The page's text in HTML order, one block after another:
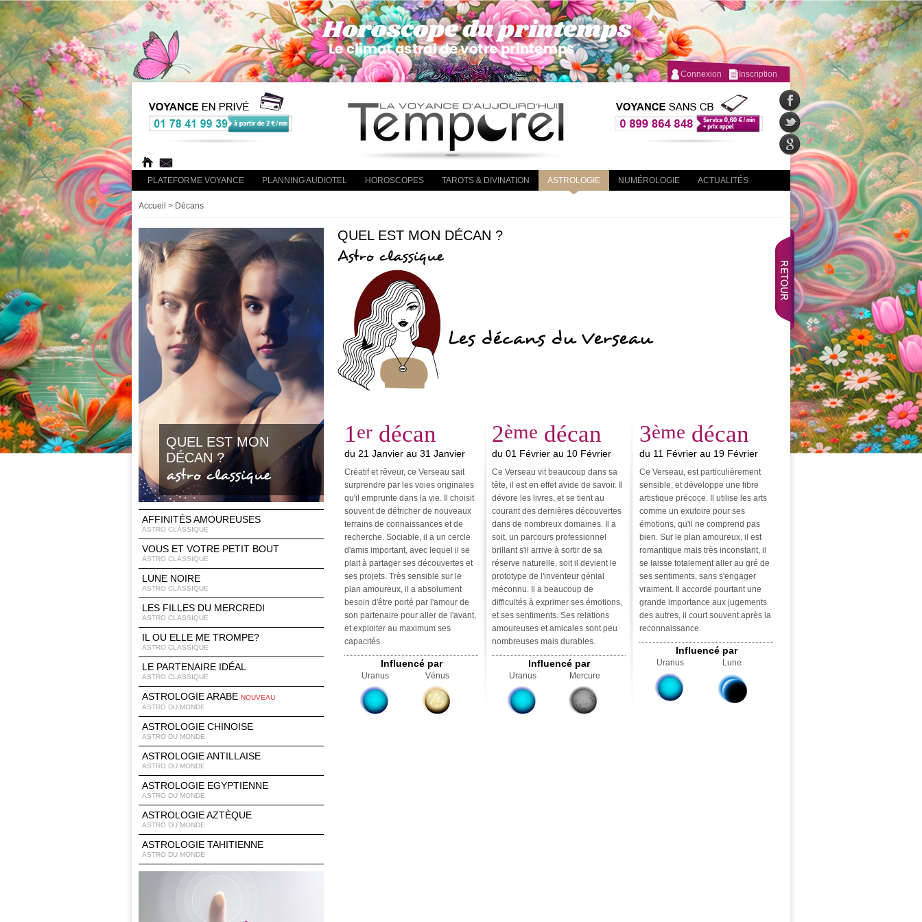
Connexion Inscription
PLATEFORME VOYANCE PLANNING AUDIOTEL HOROSCOPES TAROTS & DIVINATION ASTROLOGIE NUMÉROLOGIE ACTUALITÉS
Accueil > Décans
QUEL EST MON
DÉCAN ?
astro classique
AFFINITÉS AMOUREUSES
ASTRO CLASSIQUE
VOUS ET VOTRE PETIT BOUT
ASTRO CLASSIQUE
LUNE NOIRE
ASTRO CLASSIQUE
LES FILLES DU MERCREDI
ASTRO CLASSIQUE
IL OU ELLE ME TROMPE?
ASTRO CLASSIQUE
LE PARTENAIRE IDÉAL
ASTRO CLASSIQUE
ASTROLOGIE ARABE NOUVEAU
ASTRO DU MONDE
ASTROLOGIE CHINOISE
ASTRO DU MONDE
ASTROLOGIE ANTILLAISE
ASTRO DU MONDE
ASTROLOGIE EGYPTIENNE
ASTRO DU MONDE
ASTROLOGIE AZTÈQUE
ASTRO DU MONDE
ASTROLOGIE TAHITIENNE
ASTRO DU MONDE
QUEL EST MON DÉCAN ?
Astro classique
Les décans du Verseau
1er décan
du 21 Janvier au 31 Janvier
Créatif et rêveur, ce Verseau sait
surprendre par les voies originales
qu'il emprunte dans la vie. Il choisit
souvent de défricher de nouveaux
terrains de connaissances et de
recherche. Sociable, il a un cercle
d'amis important, avec lequel il se
plait à partager ses découvertes et
ses projets. Très sensible sur le
plan amoureux, il a absolument
besoin d'être porté par l'amour de
son partenaire pour aller de l'avant,
et exploiter au maximum ses
capacités.
Influencé par
Uranus Vénus
2ème décan
du 01 Février au 10 Février
Ce Verseau vit beaucoup dans sa
tête, il est en effet avide de savoir. Il
dévore les livres, et se tient au
courant des dernières découvertes
dans de nombreux domaines. Il a
soit, un parcours professionnel
brillant s'il arrive à sortir de sa
réserve naturelle, soit il devient le
prototype de l'inventeur génial
méconnu. Il a beaucoup de
difficultés à exprimer ses émotions,
et ses sentiments. Ses relations
amoureuses et amicales sont peu
nombreuses mais durables.
Influencé par
Uranus Mercure
3ème décan
du 11 Février au 19 Février
Ce Verseau, est particulièrement
sensible, et développe une fibre
artistique précoce. Il utilise les arts
comme un exutoire pour ses
émotions, qu'il ne comprend pas
bien. Sur le plan amoureux, il est
romantique mais très inconstant, il
se laisse totalement aller au gré de
ses sentiments, sans s'engager
vraiment. Il accorde pourtant une
grande importance aux jugements
des autres, il court souvent après la
reconnaissance.
Influencé par
Uranus Lune